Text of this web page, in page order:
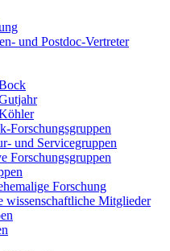
und Postdoc-Vertreter
Forschungsgruppen
und Servicegruppen
Forschungsgruppen
Forschung
wissenschaftliche Mitglieder